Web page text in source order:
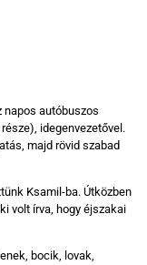
napos autóbuszos
idegenvezetővel.
majd rövid szabad
Ksamil-ba. Útközben
volt írva, hogy éjszakai
bocik, lovak,